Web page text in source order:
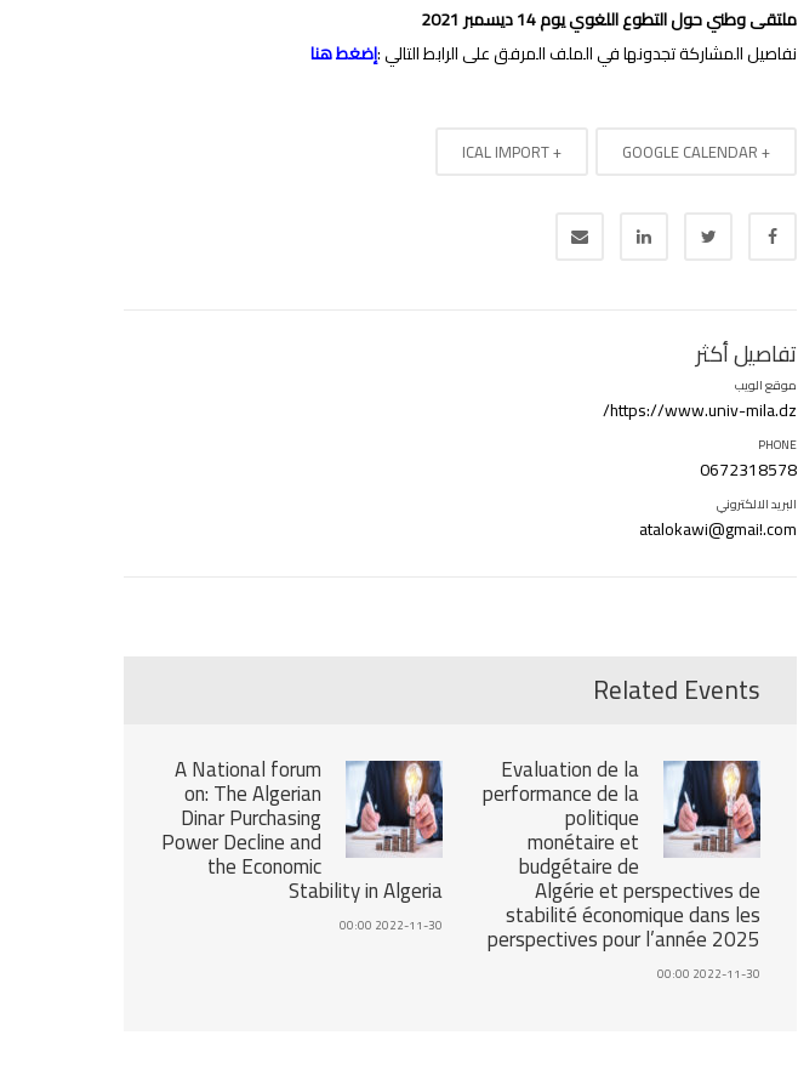
ملتقى وطني حول التطوع اللغوي يوم 14 ديسمبر 2021
نفاصيل المشاركة تجدونها في الملف المرفقعلى الرابط التالي :إضغط هنا
+ GOOGLE CALENDAR
+ ICAL IMPORT
تفاصيل أكثر
موقع الويب
https://www.univ-mila.dz/
PHONE
0672318578
البريد الالكتروني
atalokawi@gmai!.com
Related Events
A National forum
on: The Algerian
Dinar Purchasing
Power Decline and
the Economic
Stability in Algeria
2022-11-30 00:00
Evaluation de la
performance de la
politique
monétaire et
budgétaire de
Algérie et perspectives de
stabilité économique dans les
perspectives pour l’année 2025
2022-11-30 00:00